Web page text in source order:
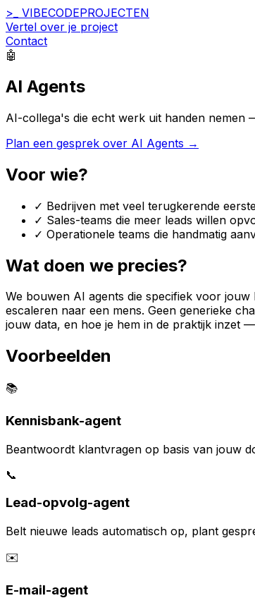
>_ VIBECODEPROJECTEN
Vertel over je project
Contact
🤖
AI Agents
AI-collega's die echt werk uit handen nemen
Plan een gesprek over AI Agents →
Voor wie?
✓ Bedrijven met veel terugkerende
✓ Sales-teams die meer leads willen
✓ Operationele teams die handmatig
Wat doen we precies?
We bouwen AI agents die specifiek voor
escaleren naar een mens. Geen generieke
jouw data, en hoe je hem in de praktijk inzet
Voorbeelden
📚
Kennisbank-agent
Beantwoordt klantvragen op basis van jouw
📞
Lead-opvolg-agent
Belt nieuwe leads automatisch op, plant
✉️
E-mail-agent